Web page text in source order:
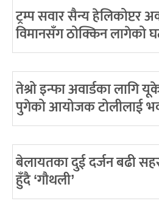
ट्रम्प सवार सैन्य हेलिकोप्टर
विमानसँग ठोक्किन लागेको
तेश्रो इन्फा अवार्डका लागि
पुगेको आयोजक टोलीलाई
बेलायतका दुई दर्जन बढी
हुँदै ‘गौथली’